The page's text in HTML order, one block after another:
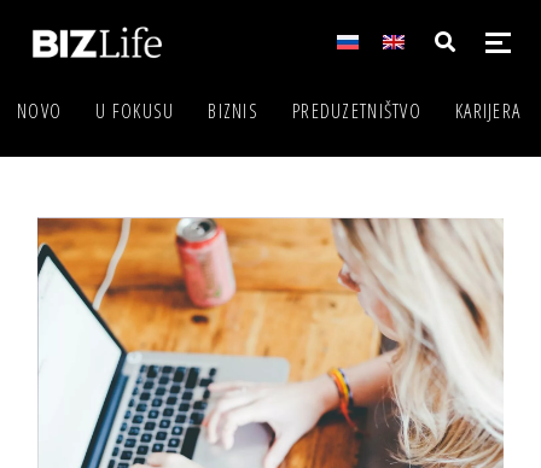
NOVO U FOKUSU BIZNIS PREDUZETNIŠTVO KARIJERA